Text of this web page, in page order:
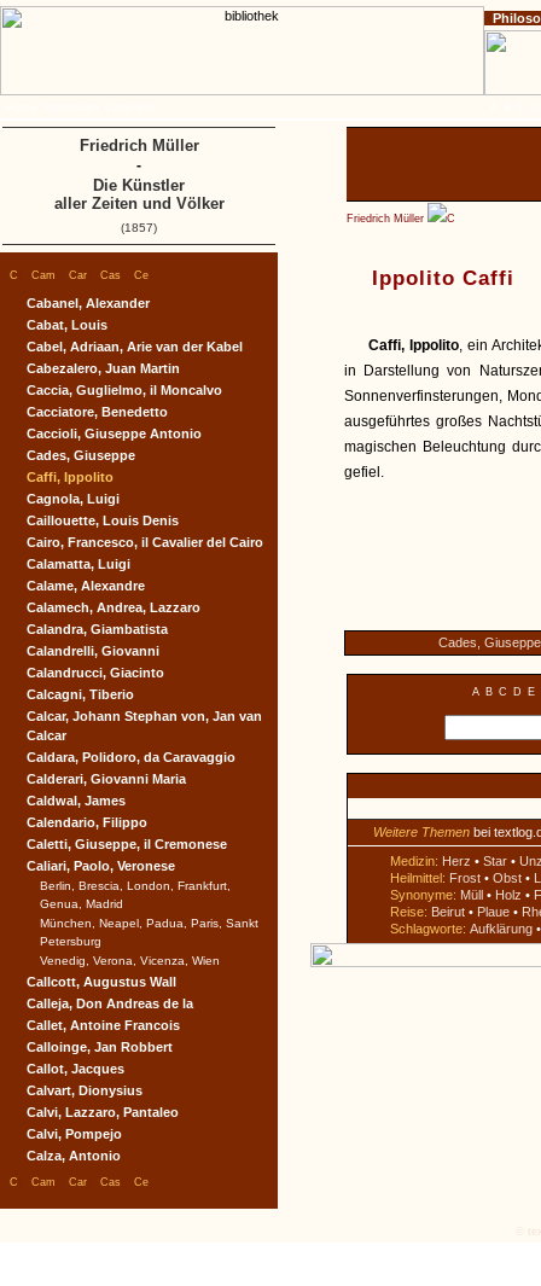
Friedrich Müller C
Ippolito Caffi
Caffi, Ippolito, ein
in Darstellung von
Sonnenverfinsterungen,
ausgeführtes großes
magischen Beleuchtung
gefiel.
Cades, Giuseppe
A B C D E
Weitere Themen bei
Medizin: Herz • Star •
Heilmittel: Frost • Obst •
Synonyme: Müll • Holz •
Reise: Beirut • Plaue •
Schlagworte: Aufklärung
C Cam Car Cas Ce
Cabanel, Alexander
Cabat, Louis
Cabel, Adriaan, Arie van der Kabel
Cabezalero, Juan Martin
Caccia, Guglielmo, il Moncalvo
Cacciatore, Benedetto
Caccioli, Giuseppe Antonio
Cades, Giuseppe
Caffi, Ippolito
Cagnola, Luigi
Caillouette, Louis Denis
Cairo, Francesco, il Cavalier del Cairo
Calamatta, Luigi
Calame, Alexandre
Calamech, Andrea, Lazzaro
Calandra, Giambatista
Calandrelli, Giovanni
Calandrucci, Giacinto
Calcagni, Tiberio
Calcar, Johann Stephan von, Jan van
Calcar
Caldara, Polidoro, da Caravaggio
Calderari, Giovanni Maria
Caldwal, James
Calendario, Filippo
Caletti, Giuseppe, il Cremonese
Caliari, Paolo, Veronese
Berlin, Brescia, London, Frankfurt,
Genua, Madrid
München, Neapel, Padua, Paris, Sankt
Petersburg
Venedig, Verona, Vicenza, Wien
Callcott, Augustus Wall
Calleja, Don Andreas de la
Callet, Antoine Francois
Calloinge, Jan Robbert
Callot, Jacques
Calvart, Dionysius
Calvi, Lazzaro, Pantaleo
Calvi, Pompejo
Calza, Antonio
C Cam Car Cas Ce
Friedrich Müller
-
Die Künstler
aller Zeiten und Völker
(1857)